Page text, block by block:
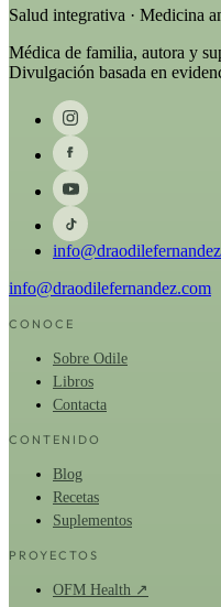
Salud integrativa · Medicina
Médica de familia, autora y
Divulgación basada en
info@draodilefernandez.com
CONOCE
Sobre Odile
Libros
Contacta
CONTENIDO
Blog
Recetas
Suplementos
PROYECTOS
OFM Health ↗